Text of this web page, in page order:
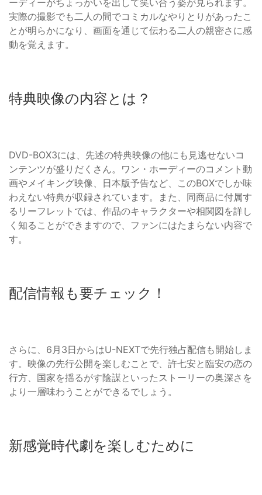
実際の撮影でも二人の間でコミカルなやりとりがあったこ
とが明らかになり、画面を通じて伝わる二人の親密さに感
動を覚えます。
特典映像の内容とは？
DVD-BOX3には、先述の特典映像の他にも見逃せないコ
ンテンツが盛りだくさん。ワン・ホーディーのコメント動
画やメイキング映像、日本版予告など、このBOXでしか味
わえない特典が収録されています。また、同商品に付属す
るリーフレットでは、作品のキャラクターや相関図を詳し
く知ることができますので、ファンにはたまらない内容で
す。
配信情報も要チェック！
さらに、6月3日からはU-NEXTで先行独占配信も開始しま
す。映像の先行公開を楽しむことで、許七安と臨安の恋の
行方、国家を揺るがす陰謀といったストーリーの奥深さを
より一層味わうことができるでしょう。
新感覚時代劇を楽しむために